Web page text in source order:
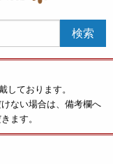
しております。
ない場合は、備考欄へ
ます。